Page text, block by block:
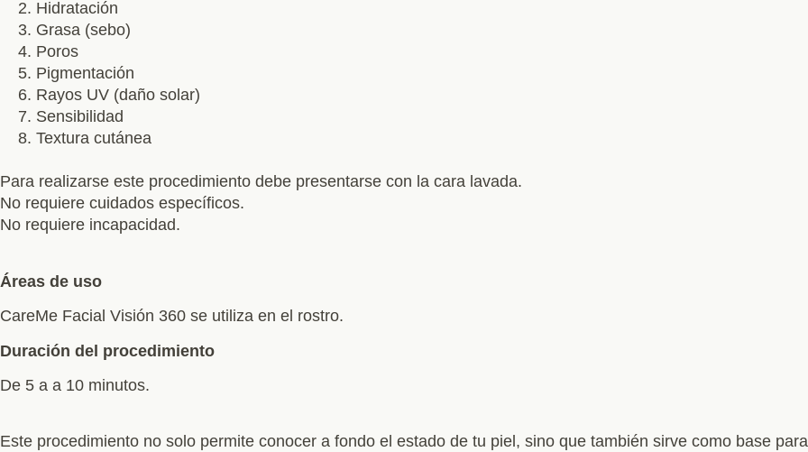
Hidratación
Grasa (sebo)
Poros
Pigmentación
Rayos UV (daño solar)
Sensibilidad
Textura cutánea
Para realizarse este procedimiento debe presentarse con la cara lavada.
No requiere cuidados específicos.
No requiere incapacidad.
Áreas de uso
CareMe Facial Visión 360 se utiliza en el rostro.
Duración del procedimiento
De 5 a a 10 minutos.
Este procedimiento no solo permite conocer a fondo el estado de tu piel, sino que también sirve como base